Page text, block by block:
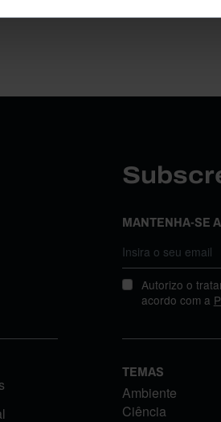
MANTENHA-SE
Autorizo o
acordo com a
TEMAS
Ambiente
Ciência